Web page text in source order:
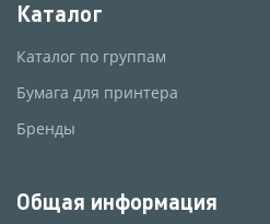
Каталог
Каталог по группам
Бумага для принтера
Бренды
Общая информация